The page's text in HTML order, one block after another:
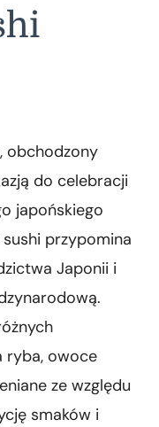
obchodzony
do celebracji
japońskiego
przypomina
Japonii i
ryba, owoce
ze względu
smaków i